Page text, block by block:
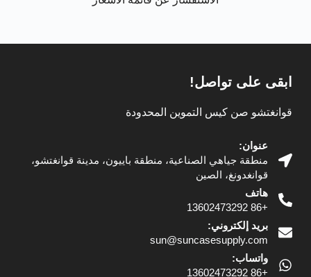
ابقى على تواصل!
قوانغتشو صن كيس التموين المحدودة
عنوان:
منطقة جياهي الصناعية، منطقة باييون، مدينة قوانغتشو،
قوانغدونغ، الصين
هاتف
+86 13602473292
بريد إلكتروني:
sun@suncasesupply.com
واتساب:
+86 13602473292